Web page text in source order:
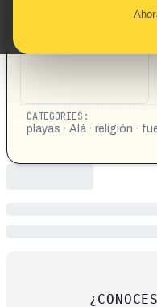
https://
CATEGORIES:
playas · Alá · religión ·